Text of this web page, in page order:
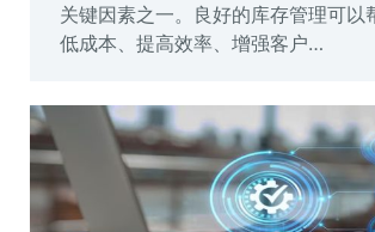
关键因素之一。良好的库存管理可以
低成本、提高效率、增强客户…